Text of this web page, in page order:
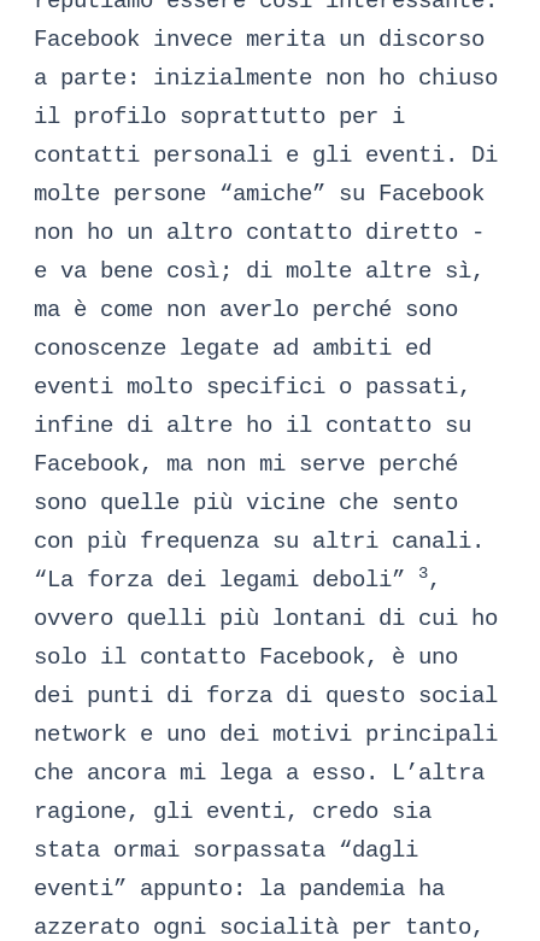
Facebook invece merita un discorso
a parte: inizialmente non ho chiuso
il profilo soprattutto per i
contatti personali e gli eventi. Di
molte persone “amiche” su Facebook
non ho un altro contatto diretto -
e va bene così; di molte altre sì,
ma è come non averlo perché sono
conoscenze legate ad ambiti ed
eventi molto specifici o passati,
infine di altre ho il contatto su
Facebook, ma non mi serve perché
sono quelle più vicine che sento
con più frequenza su altri canali.
“La forza dei legami deboli”
3,
ovvero quelli più lontani di cui ho
solo il contatto Facebook, è uno
dei punti di forza di questo social
network e uno dei motivi principali
che ancora mi lega a esso. L’altra
ragione, gli eventi, credo sia
stata ormai sorpassata “dagli
eventi” appunto: la pandemia ha
azzerato ogni socialità per tanto,